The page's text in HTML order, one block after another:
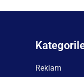
Reklam